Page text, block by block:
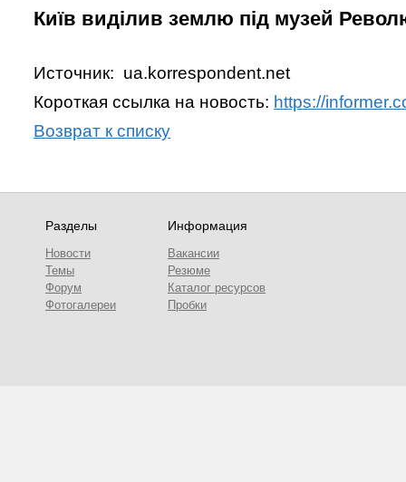
Київ виділив землю під музей
Источник: ua.korrespondent.net
Короткая ссылка на новость: https://
Возврат к списку
Разделы
Новости
Темы
Форум
Фотогалереи
Информация
Вакансии
Резюме
Каталог ресурсов
Пробки